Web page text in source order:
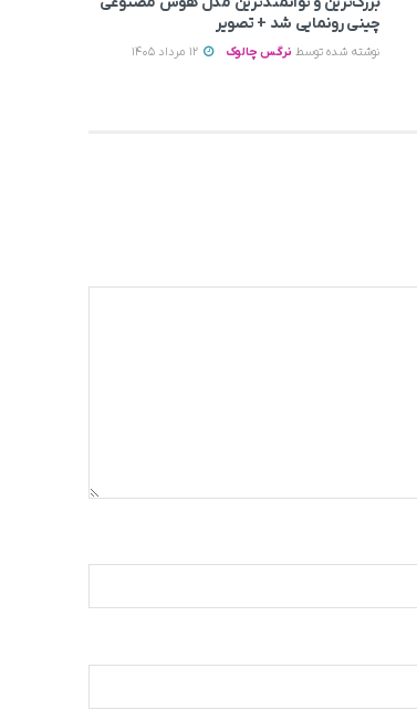
چینی رونمایی شد + تصویر
نوشته شده توسط نرگس چالوک